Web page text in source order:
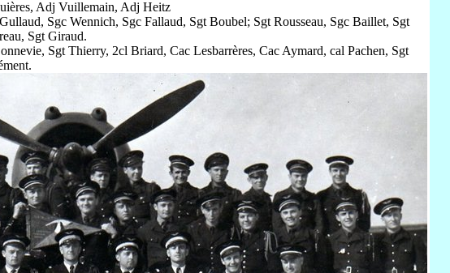
Adj Vuillemain, Adj Heitz
Sgc Wennich, Sgc Fallaud, Sgt Boubel; Sgt Rousseau, Sgc Baillet, Sgt
Sgt Giraud.
Sgt Thierry, 2cl Briard, Cac Lesbarrères, Cac Aymard, cal Pachen, Sgt